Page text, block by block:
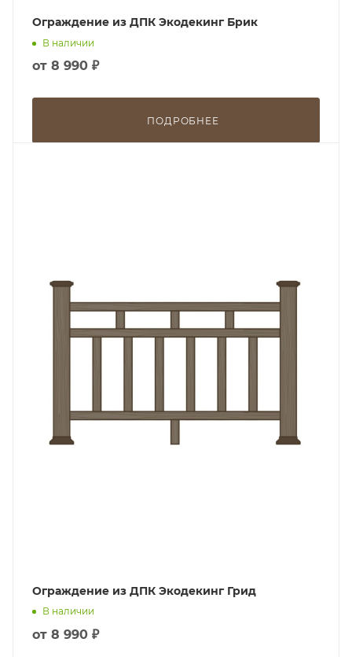
Ограждение из ДПК Экодекинг Брик
В наличии
от 8 990 ₽
ПОДРОБНЕЕ
Ограждение из ДПК Экодекинг Грид
В наличии
от 8 990 ₽